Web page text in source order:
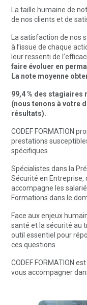
La taille humaine de
de nos clients et de
La satisfaction de nos
à l’issue de chaque
leur ressenti de
faire évoluer en
La note moyenne
99,4 % des stagiaires
(nous tenons à votre
résultats).
CODEF FORMATION
prestations
spécifiques.
Spécialistes dans la
Sécurité en Entreprise,
accompagne les
Formations dans le
Face aux enjeux
santé et la sécurité au
outil essentiel pour
ces questions.
CODEF FORMATION
vous accompagner